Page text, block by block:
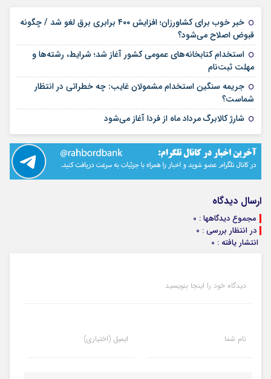
خبر خوب برای کشاورزان؛ افزایش ۴۰۰ برابری برق لغو شد / چگونه
قبوض اصلاح می‌شود؟
استخدام کتابخانه‌های عمومی کشور آغاز شد؛ شرایط، رشته‌ها و
مهلت ثبت‌نام
جریمه سنگین استخدام مشمولان غایب: چه خطراتی در انتظار
شماست؟
شارژ کالابرگ مرداد ماه از فردا آغاز می‌شود
ارسال دیدگاه
مجموع دیدگاهها : 0
در انتظار بررسی : 0
انتشار یافته : 0
دیدگاه خود را اینجا بنویسید
نام شما ایمیل (اختیاری)